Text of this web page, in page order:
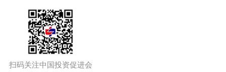
扫码关注中国投资促进会